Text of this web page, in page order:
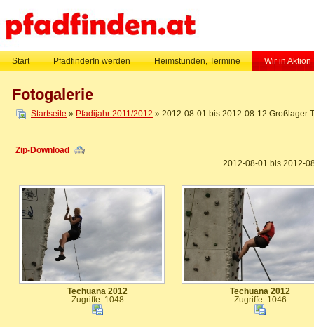
Start PfadfinderIn werden Heimstunden, Termine Wir in Aktion
Fotogalerie
Startseite » Pfadijahr 2011/2012 » 2012-08-01 bis 2012-08-12 Großlager
Zip-Download
2012-08-01 bis 2012-
Techuana 2012
Zugriffe: 1048
Techuana 2012
Zugriffe: 1046